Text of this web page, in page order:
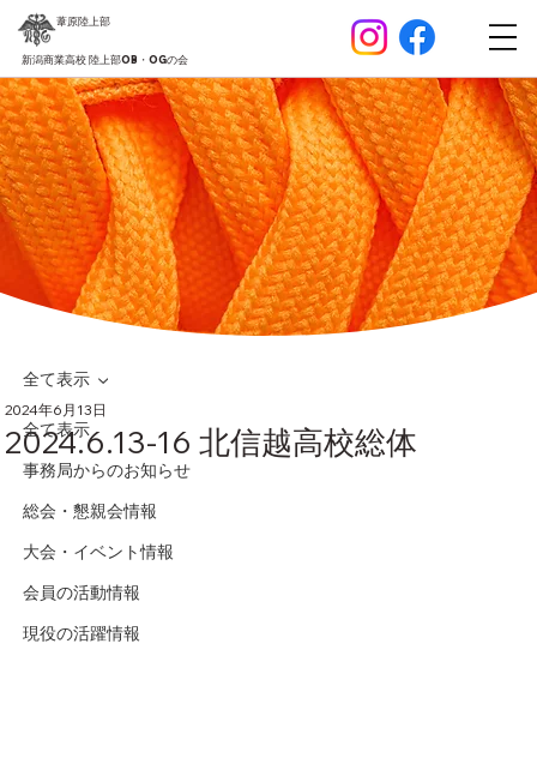
葦原陸上部
新潟商業高校 陸上部OB・OGの会
全て表示
事務局からのお知らせ
総会・懇親会情報
大会・イベント情報
会員の活動情報
現役の活躍情報
全て表示
2024.6.13-16 北信越高校総体
2024年6月13日